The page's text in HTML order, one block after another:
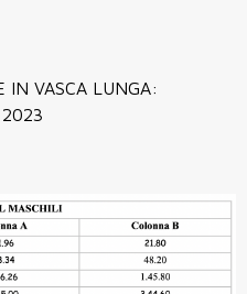
IN VASCA LUNGA: